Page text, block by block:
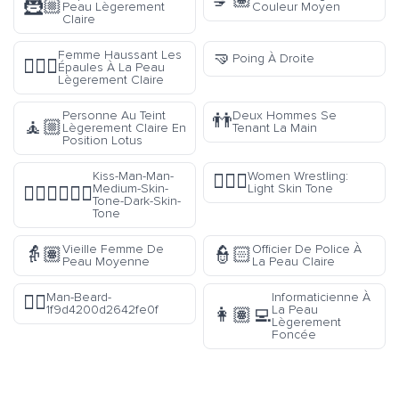
🦹🏼Peau Lègerement
Claire
Couleur Moyen
🤷🏼‍♀️
Femme Haussant Les
Épaules À La Peau
Lègerement Claire
🤜 Poing À Droite
🧘🏼
Personne Au Teint
Lègerement Claire En
Position Lotus
👬Deux Hommes Se
Tenant La Main
👨🏽‍❤️‍💋‍👨🏿
Kiss-Man-Man-
Medium-Skin-
Tone-Dark-Skin-
Tone
🤼🏻‍♀️Women Wrestling:
Light Skin Tone
👵🏽Vieille Femme De
Peau Moyenne
👮🏻Officier De Police À
La Peau Claire
🧔‍♂️Man-Beard-
1f9d4200d2642fe0f
👩🏽‍💻
Informaticienne À
La Peau
Lègerement
Foncée